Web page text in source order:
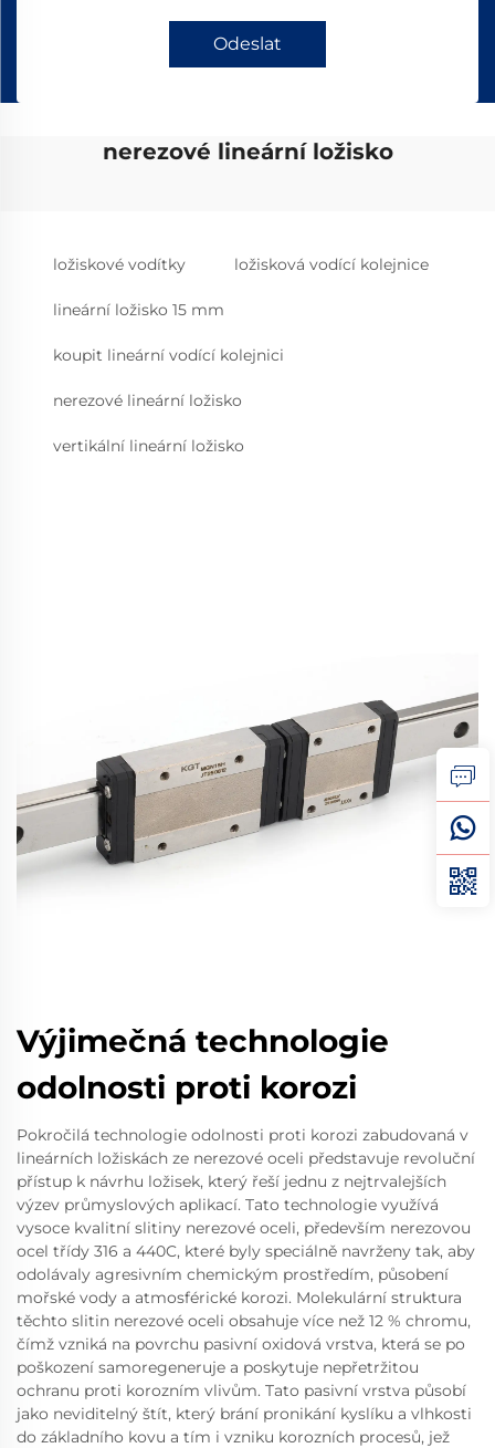
Odeslat
nerezové lineární ložisko
ložiskové vodítky ložisková vodící kolejnice
lineární ložisko 15 mm
koupit lineární vodící kolejnici
nerezové lineární ložisko
vertikální lineární ložisko
Výjimečná technologie
odolnosti proti korozi
Pokročilá technologie odolnosti proti korozi zabudovaná v
lineárních ložiskách ze nerezové oceli představuje revoluční
přístup k návrhu ložisek, který řeší jednu z nejtrvalejších
výzev průmyslových aplikací. Tato technologie využívá
vysoce kvalitní slitiny nerezové oceli, především nerezovou
ocel třídy 316 a 440C, které byly speciálně navrženy tak, aby
odolávaly agresivním chemickým prostředím, působení
mořské vody a atmosférické korozi. Molekulární struktura
těchto slitin nerezové oceli obsahuje více než 12 % chromu,
čímž vzniká na povrchu pasivní oxidová vrstva, která se po
poškození samoregeneruje a poskytuje nepřetržitou
ochranu proti korozním vlivům. Tato pasivní vrstva působí
jako neviditelný štít, který brání pronikání kyslíku a vlhkosti
do základního kovu a tím i vzniku korozních procesů, jež